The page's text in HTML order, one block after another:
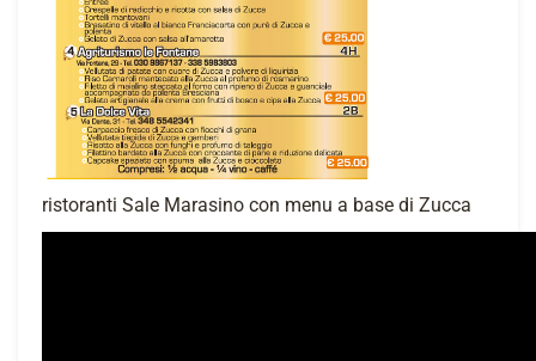
ristoranti Sale Marasino con menu a base di Zucca